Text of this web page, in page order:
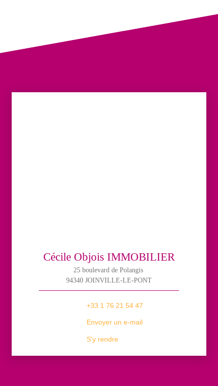
Cécile Objois IMMOBILIER
25 boulevard de Polangis
94340 JOINVILLE-LE-PONT
+33 1 76 21 54 47
Envoyer un e-mail
S'y rendre